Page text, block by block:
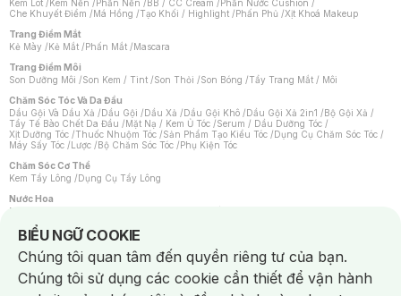
Kem Lót /Kem Nền /Phấn Nền /BB / CC Cream /Phấn Nước Cushion /
Che Khuyết Điểm /Má Hồng /Tạo Khối / Highlight /Phấn Phủ /Xịt Khoá Makeup
Trang Điểm Mắt
Kẻ Mày /Kẻ Mắt /Phấn Mắt /Mascara
Trang Điểm Môi
Son Dưỡng Môi /Son Kem / Tint /Son Thỏi /Son Bóng /Tẩy Trang Mắt / Môi
Chăm Sóc Tóc Và Da Đầu
Dầu Gội Và Dầu Xả /Dầu Gội /Dầu Xả /Dầu Gội Khô /Dầu Gội Xả 2in1 /Bộ Gội Xả /
Tẩy Tế Bào Chết Da Đầu /Mặt Nạ / Kem Ủ Tóc /Serum / Dầu Dưỡng Tóc /
Xịt Dưỡng Tóc /Thuốc Nhuộm Tóc /Sản Phẩm Tạo Kiểu Tóc /Dụng Cụ Chăm Sóc Tóc /
Máy Sấy Tóc /Lược /Bộ Chăm Sóc Tóc /Phụ Kiện Tóc
Chăm Sóc Cơ Thể
Kem Tẩy Lông /Dụng Cụ Tẩy Lông
Nước Hoa
Nước Hoa Nữ
Chăm Sóc Cá Nhân
Chống Muỗi /Khẩu Trang /Máy Massage/Mặt Nạ Xông Hơi /Nước Rửa Tay/
Sản Phẩm Chăm Sóc Khác /Bàn Chải Đánh Răng /Bàn Chải Điện/
Hỗ Trợ Trắng Răng/Kem Đánh Răng /Máy Tăm Nước/ Nước Súc Miệng/
Tăm / Chỉ Nha Khoa/ Xịt Thơm Miệng / Dung Dịch Vệ Sinh/Dưỡng Vùng Kín/
BIỂU NGỮ COOKIE
Notice about cookies usage
Chúng tôi quan tâm đến quyền riêng tư của bạn.
Chúng tôi sử dụng các cookie cần thiết để vận hành